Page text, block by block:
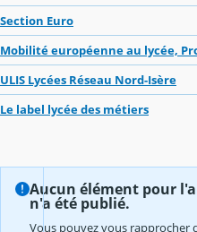
Section Euro
Mobilité européenne au lycée,
ULIS Lycées Réseau Nord-Isère
Le label lycée des métiers
Aucun élément pour
n'a été publié.
Vous pouvez vous rapprocher